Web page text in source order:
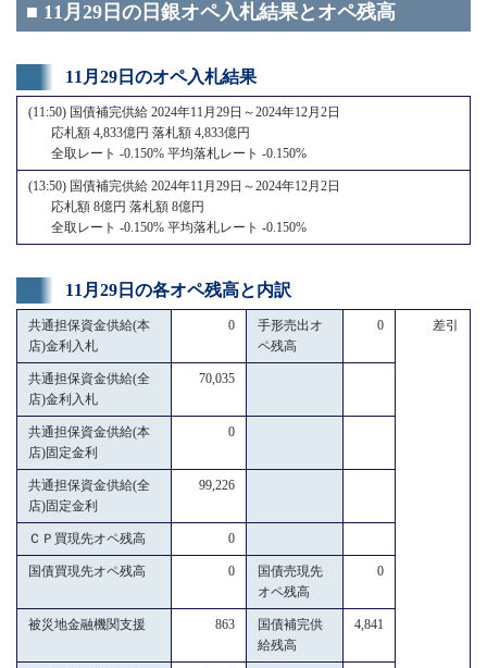
■ 11月29日の日銀オペ入札結果とオペ残高
11月29日のオペ入札結果
(11:50) 国債補完供給 2024年11月29日～2024年12月2日
応札額 4,833億円 落札額 4,833億円
全取レート -0.150% 平均落札レート -0.150%
(13:50) 国債補完供給 2024年11月29日～2024年12月2日
応札額 8億円 落札額 8億円
全取レート -0.150% 平均落札レート -0.150%
11月29日の各オペ残高と内訳
共通担保資金供給(本
店)金利入札
0
手形売出オ
ペ残高
0 差引
共通担保資金供給(全
店)金利入札
70,035
共通担保資金供給(本
店)固定金利
0
共通担保資金供給(全
店)固定金利
99,226
ＣＰ買現先オペ残高 0
国債買現先オペ残高 0
国債売現先
オペ残高
0
被災地金融機関支援 863
国債補完供
給残高
4,841